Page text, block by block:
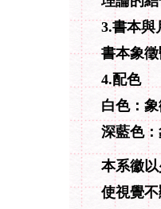
3.書本與
書本象
4.配色
白色：
深藍色
本系徽
使視覺